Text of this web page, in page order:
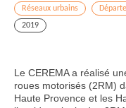
Réseaux urbains
2019
Le CEREMA a réalisé
roues motorisés (2RM)
Haute Provence et les